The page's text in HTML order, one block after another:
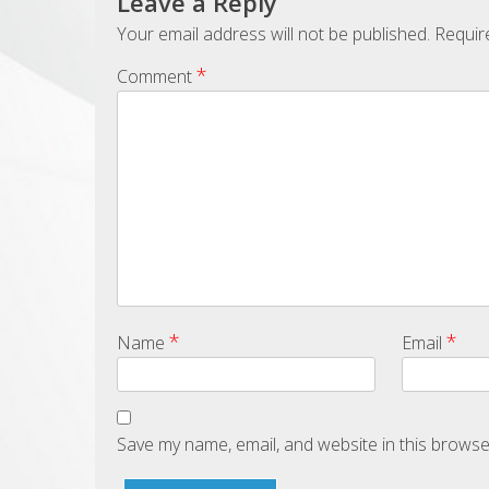
Your email address will not be published.
Comment*
Name * Email *
Save my name, email, and website in this